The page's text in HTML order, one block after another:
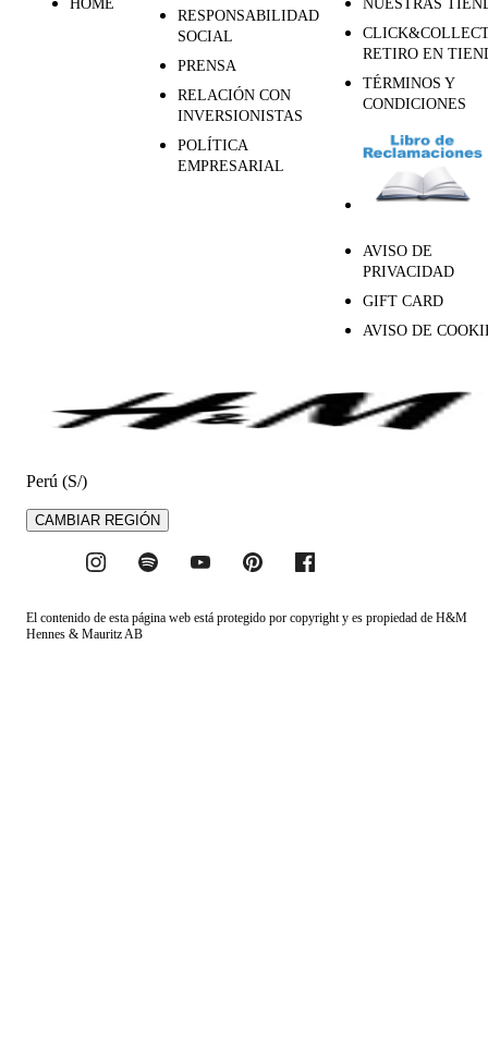
HOME
RESPONSABILIDAD
SOCIAL
PRENSA
RELACIÓN CON
INVERSIONISTAS
POLÍTICA
EMPRESARIAL
NUESTRAS
RETIRO EN
TÉRMINOS Y
CONDICIONES
AVISO DE
PRIVACIDAD
GIFT CARD
AVISO DE
Perú (S/)
CAMBIAR REGIÓN
El contenido de esta página web está protegido por copyright y es propiedad de H&M
Hennes & Mauritz AB